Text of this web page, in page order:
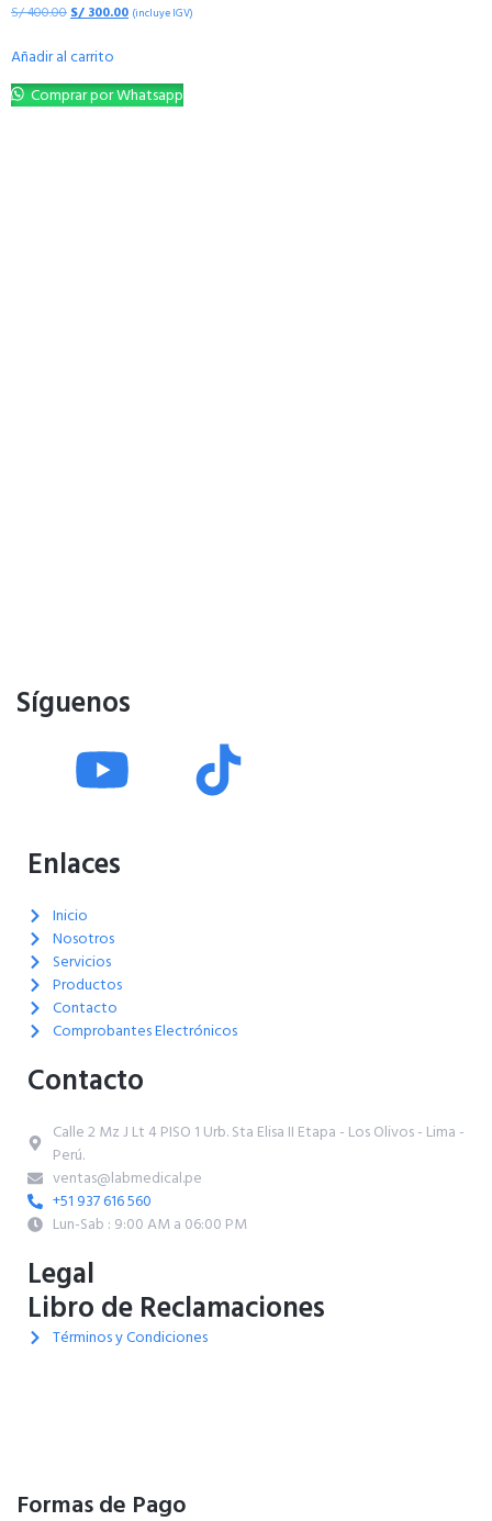
S/400.00 S/ 300.00 (incluye IGV)
Añadir al carrito
Comprar por Whatsapp
Síguenos
Enlaces
Inicio
Nosotros
Servicios
Productos
Contacto
Comprobantes Electrónicos
Contacto
Calle 2 Mz J Lt 4 PISO 1 Urb. Sta Elisa II Etapa - Los Olivos - Lima -
Perú.
ventas@labmedical.pe
+51 937 616 560
Lun-Sab : 9:00 AM a 06:00 PM
Legal
Libro de Reclamaciones
Términos y Condiciones
Formas de Pago